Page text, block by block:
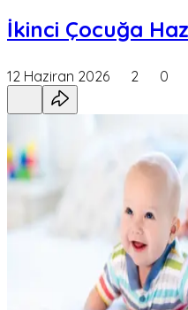
İkinci Çocuğa
12 Haziran 2026 2 0